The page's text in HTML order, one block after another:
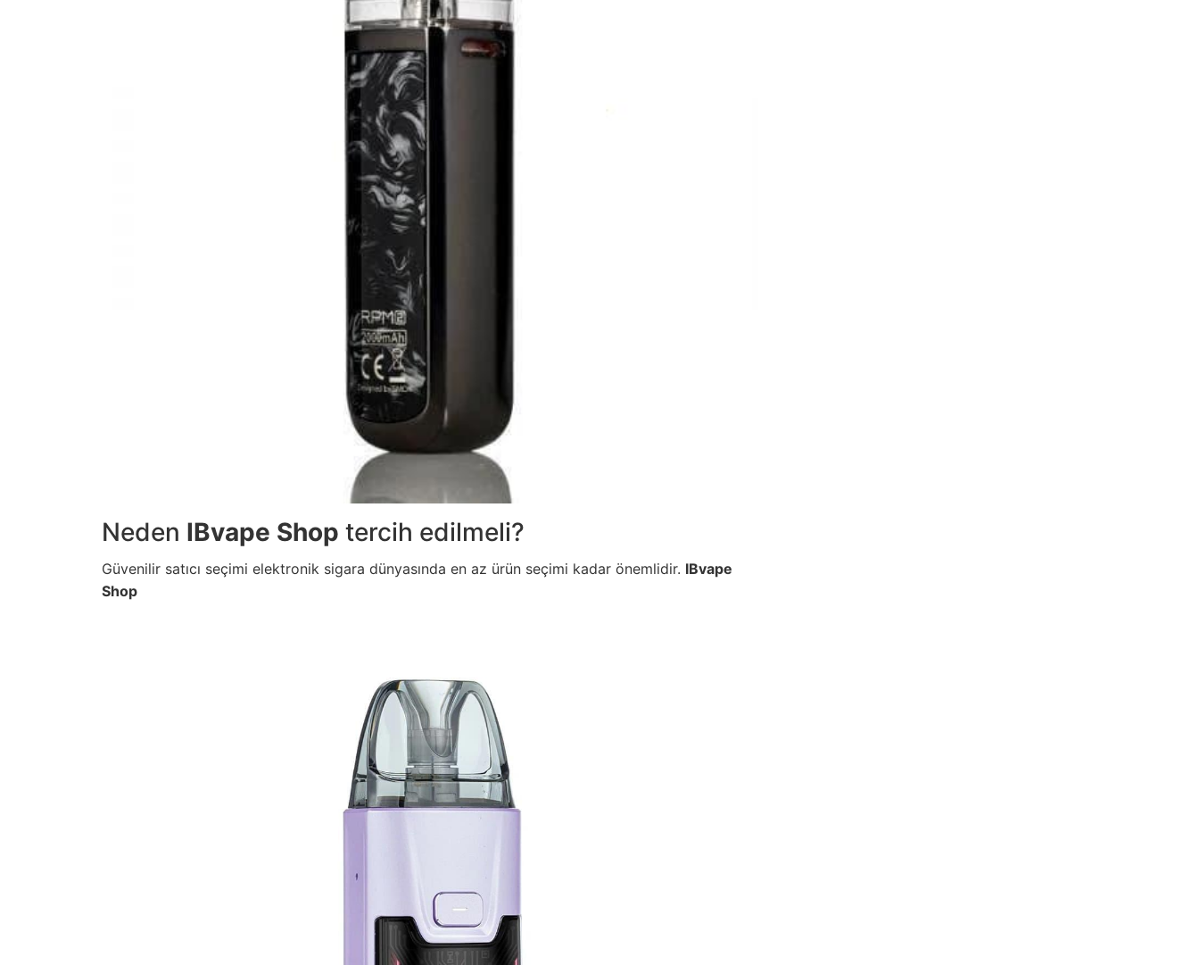
Neden IBvape Shop tercih edilmeli?
Güvenilir satıcı seçimi elektronik sigara dünyasında en az ürün seçimi kadar önemlidir. IBvape
Shop